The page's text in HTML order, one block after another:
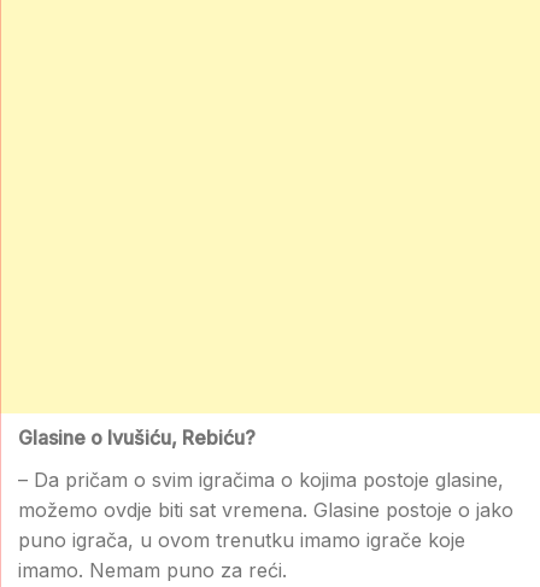
Glasine o Ivušiću, Rebiću?
– Da pričam o svim igračima o kojima postoje glasine,
možemo ovdje biti sat vremena. Glasine postoje o jako
puno igrača, u ovom trenutku imamo igrače koje
imamo. Nemam puno za reći.